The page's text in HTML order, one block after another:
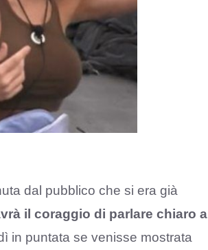
dal pubblico che si era già
il coraggio di parlare chiaro a
in puntata se venisse mostrata